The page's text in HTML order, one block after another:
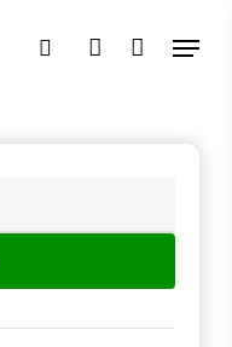
pesquisaraccount
Menu